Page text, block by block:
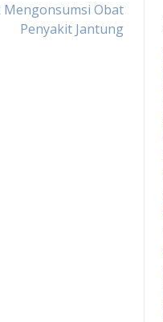
Obat
Penyakit Jantung